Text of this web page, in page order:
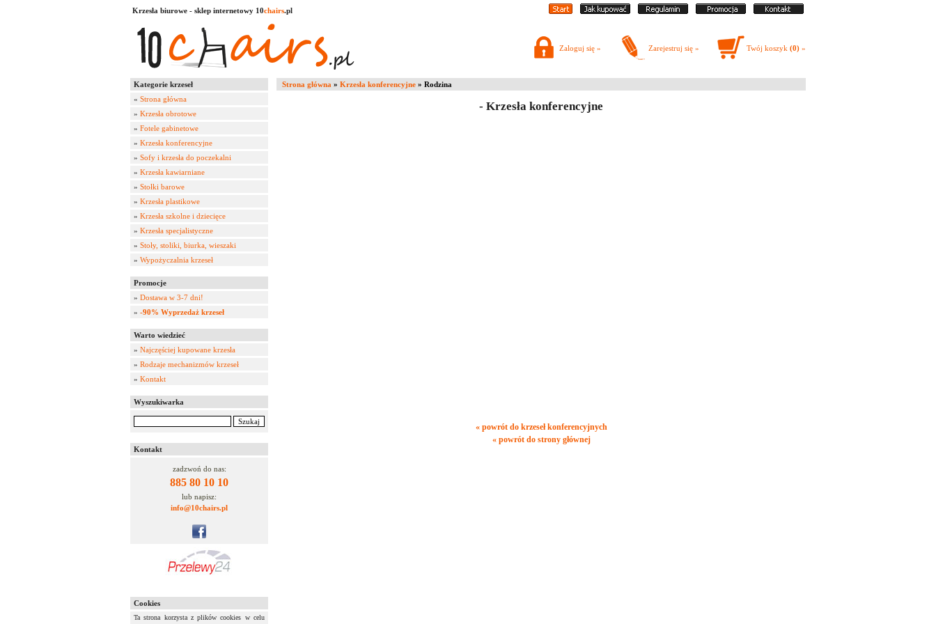
Krzesła biurowe - sklep internetowy 10chairs.pl
Zaloguj się » Zarejestruj się » Twój koszyk (0) »
Kategorie krzeseł
« Strona główna
» Krzesła obrotowe
» Fotele gabinetowe
» Krzesła konferencyjne
» Sofy i krzesła do poczekalni
» Krzesła kawiarniane
» Stołki barowe
» Krzesła plastikowe
» Krzesła szkolne i dziecięce
» Krzesła specjalistyczne
» Stoły, stoliki, biurka, wieszaki
» Wypożyczalnia krzeseł
Promocje
» Dostawa w 3-7 dni!
» -90% Wyprzedaż krzeseł
Warto wiedzieć
» Najczęściej kupowane krzesła
» Rodzaje mechanizmów krzeseł
» Kontakt
Wyszukiwarka
Kontakt
zadzwoń do nas:
885 80 10 10
lub napisz:
info@10chairs.pl
Cookies
Ta strona korzysta z plików cookies w celu
Strona główna » Krzesła konferencyjne » Rodzina
- Krzesła konferencyjne
« powrót do krzeseł konferencyjnych
« powrót do strony głównej